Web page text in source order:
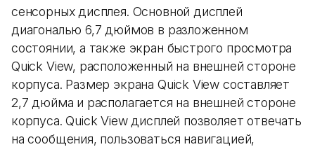
сенсорных дисплея. Основной дисплей
диагональю 6,7 дюймов в разложенном
состоянии, а также экран быстрого просмотра
Quick View, расположенный на внешней стороне
корпуса. Размер экрана Quick View составляет
2,7 дюйма и располагается на внешней стороне
корпуса. Quick View дисплей позволяет отвечать
на сообщения, пользоваться навигацией,